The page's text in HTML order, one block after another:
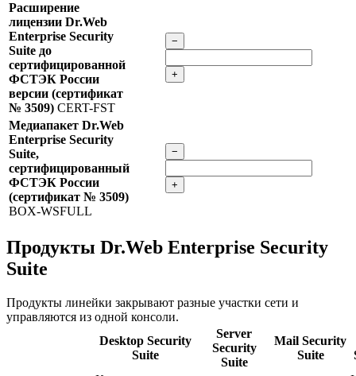
Расширение
лицензии Dr.Web
Enterprise Security
Suite до
сертифицированной
ФСТЭК России
версии (сертификат
№ 3509) CERT-FST
−
+
Медиапакет Dr.Web
Enterprise Security
Suite,
сертифицированный
ФСТЭК России
(сертификат № 3509)
BOX-WSFULL
−
+
Продукты Dr.Web Enterprise Security
Suite
Продукты линейки закрывают разные участки сети и
управляются из одной консоли.
Desktop Security
Suite
Server
Security
Suite
Mail Security
Suite